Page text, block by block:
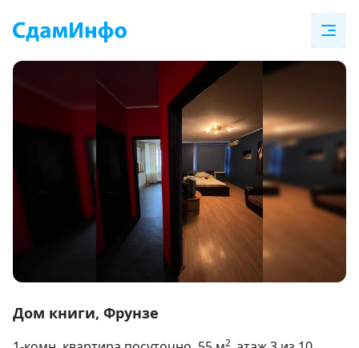
1
Дом книги, Фрунзе
2